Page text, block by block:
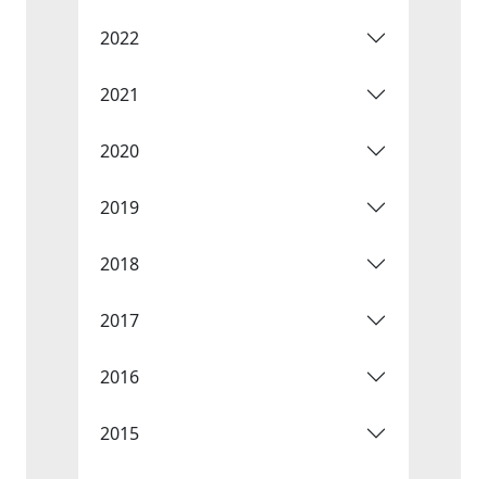
2022
2021
2020
2019
2018
2017
2016
2015